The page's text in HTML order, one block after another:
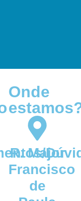
Onde
R. Major
Francisco
de